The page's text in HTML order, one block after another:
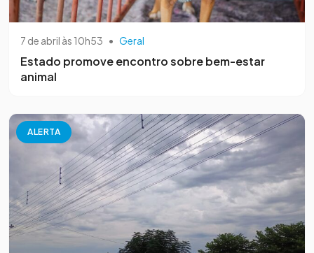
7 de abril às 10h53 • Geral
Estado promove encontro sobre bem-estar
animal
ALERTA